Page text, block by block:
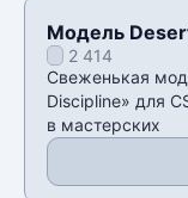
Модель
Discipline» для
2 414
Свеженькая
Discipline» для
в мастерских